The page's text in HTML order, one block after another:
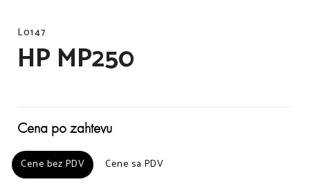
L0147
HP MP250
Cena po zahtevu
Cene bez PDV Cene sa PDV
Cene bez PDV Cene sa PDV